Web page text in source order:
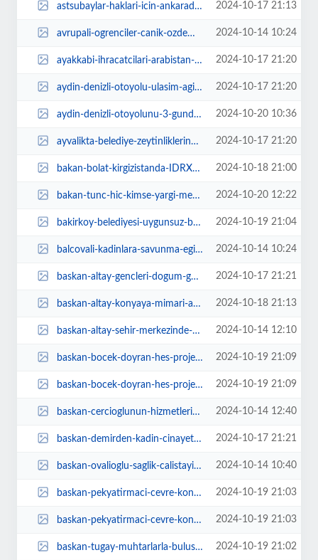
astsubaylar-haklari-icin-ankarada-dMQyjNN5.webp 2024-10-17 21:13
avrupali-ogrenciler-canik-ozdemir-bayraktar-kesif-kampusune-hayran-kaldi-5HbP... 2024-10-14 10:24
ayakkabi-ihracatcilari-arabistan-yolcusu-87sMUQSP.webp 2024-10-17 21:20
aydin-denizli-otoyolu-ulasim-agina-guc-katti-UHwPCyEI.webp 2024-10-17 21:20
aydin-denizli-otoyolunu-3-gunde-22-bin-arac-kullandi-ThpgUGbT.webp 2024-10-20 10:36
ayvalikta-belediye-zeytinliklerinde-ilk-hasat-P88dzW8g.webp 2024-10-17 21:20
bakan-bolat-kirgizistanda-IDRXXDat.webp 2024-10-18 21:00
bakan-tunc-hic-kimse-yargi-mensuplarimizi-tehdit-edemez-gdFXtM3D.webp 2024-10-20 12:22
bakirkoy-belediyesi-uygunsuz-barinma-alanlarina-mudahale-ediyor-5NtaBAK3.jpg 2024-10-19 21:04
balcovali-kadinlara-savunma-egitimi-5Ce2c2dk.jpg 2024-10-14 10:24
baskan-altay-gencleri-dogum-gunu-hediyeleriyle-sevindirecek-rhi84j2z.jpg 2024-10-17 21:21
baskan-altay-konyaya-mimari-anlamda-degerli-eserler-kazandiriyor-Pxzcj3h6.jpg 2024-10-18 21:13
baskan-altay-sehir-merkezinde-1653-ailemizin-evinde-dogalgaz-donusumu-yaptik-... 2024-10-14 12:10
baskan-bocek-doyran-hes-projesi-iptal-edildi-tpg2QxEc.jpg 2024-10-19 21:09
baskan-bocek-doyran-hes-projesi-iptal-edildi-upDZEwMb.jpg 2024-10-19 21:09
baskan-cercioglunun-hizmetleri-vatandaslardan-tam-not-aliyor-mPpUcPEr.jpg 2024-10-14 12:40
baskan-demirden-kadin-cinayetlerine-tepki-rbYWNjsI.jpg 2024-10-17 21:21
baskan-ovalioglu-saglik-calistayinda-konustu-insandan-ve-yasamdan-yana-tutumu... 2024-10-14 10:40
baskan-pekyatirmaci-cevre-konusunda-surdurdugumuz-calismalarla-yillik-85-bin-... 2024-10-19 21:03
baskan-pekyatirmaci-cevre-konusunda-surdurdugumuz-calismalarla-yillik-85-bin-... 2024-10-19 21:03
baskan-tugay-muhtarlarla-bulustu-licIaEnJ.jpg 2024-10-19 21:02